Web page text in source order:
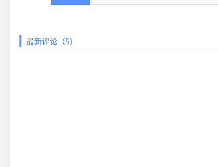
最新评论（5）